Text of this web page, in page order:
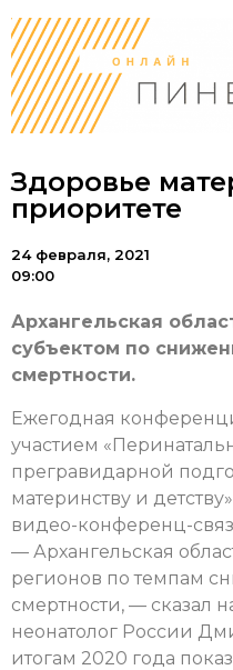
Здоровье
приоритете
24 февраля, 2021
09:00
Архангельская
субъектом по
смертности.
Ежегодная
участием
прегравидарной
материнству и
видео-конференц-
— Архангельская
регионов по темпам
смертности, — сказал
неонатолог России
итогам 2020 года